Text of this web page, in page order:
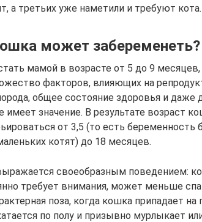
а третьих уже наметили и требуют кота.
может забеременеть?
мамой в возрасте от 5 до 9 месяцев,
факторов, влияющих на
общее состояние здоровья и даже
имеет значение. В результате возраст
от 3,5 (то есть беременность
котят) до 18 месяцев.
своеобразным поведением:
требует внимания, может меньше
поза, когда кошка припадает
по полу и призывно мурлыкает